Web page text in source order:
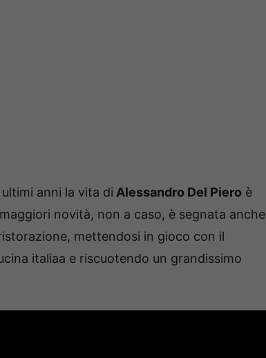
anni la vita di Alessandro Del Piero è
novità, non a caso, è segnata anche
mettendosi in gioco con il
italiaa e riscuotendo un grandissimo